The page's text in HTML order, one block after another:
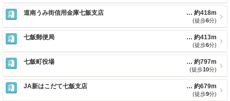
道南うみ街信用金庫七飯支店 約418m
(徒歩6分)
七飯郵便局 約413m
(徒歩6分)
七飯町役場 約797m
(徒歩10分)
JA新はこだて七飯支店 約679m
(徒歩9分)